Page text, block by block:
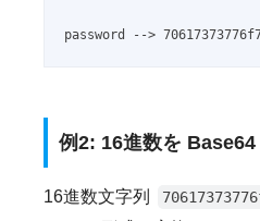
password -->
例2: 16進数を
16進数文字列